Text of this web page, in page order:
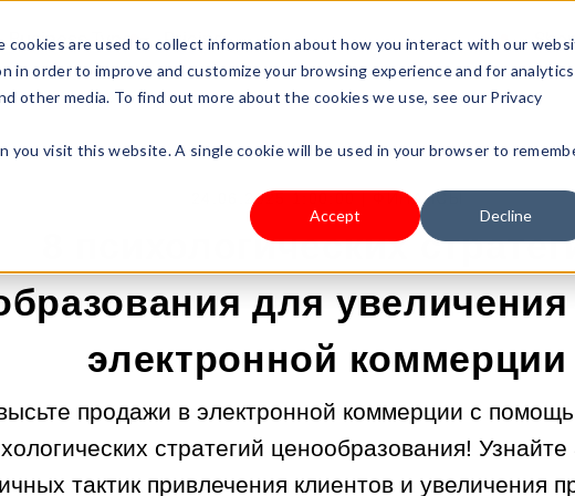
cookies are used to collect information about how you interact with our
in order to improve and customize your browsing experience and for analytics
other media. To find out more about the cookies we use, see our Privacy
you visit this website. A single cookie will be used in your browser to
Accept Decline
Business Type Pricing
24.06.2025 1:00:00 | ФИНАНСЫ
8 психологических
для
электронной коммерции
продажи в электронной коммерции с
стратегий ценообразования!
тактик привлечения клиентов и увеличения